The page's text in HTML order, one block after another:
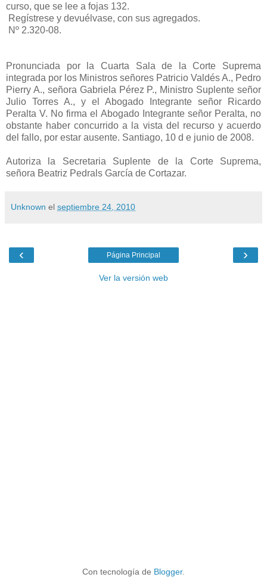
curso, que se lee a fojas 132.
Regístrese y devuélvase, con sus agregados.
Nº 2.320-08.
Pronunciada por la Cuarta Sala de la Corte Suprema
integrada por los Ministros señores Patricio Valdés A., Pedro
Pierry A., señora Gabriela Pérez P., Ministro Suplente señor
Julio Torres A., y el Abogado Integrante señor Ricardo
Peralta V. No firma el Abogado Integrante señor Peralta, no
obstante haber concurrido a la vista del recurso y acuerdo
del fallo, por estar ausente. Santiago, 10 d e junio de 2008.
Autoriza la Secretaria Suplente de la Corte Suprema,
señora Beatriz Pedrals García de Cortazar.
Unknown el septiembre 24, 2010
‹ ›
Página Principal
Ver la versión web
Con tecnología de Blogger.